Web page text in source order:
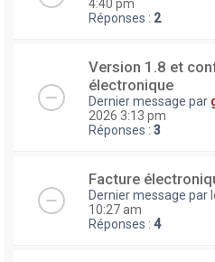
4:40 pm
Réponses : 2
Version 1.8 et
électronique
Dernier message par
2026 3:13 pm
Réponses : 3
Facture
Dernier message par
10:27 am
Réponses : 4